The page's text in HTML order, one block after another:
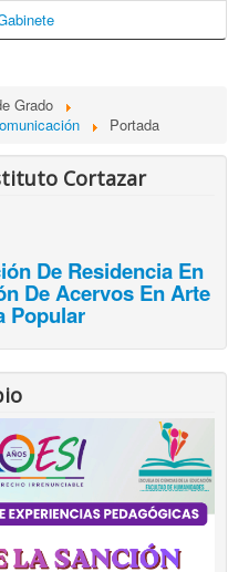
Grado
Portada
Cortazar
De Residencia En
De Acervos En Arte
Popular